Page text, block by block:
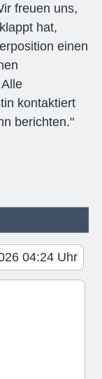
freuen uns,
hat,
einen
kontaktiert
berichten."
04:24 Uhr